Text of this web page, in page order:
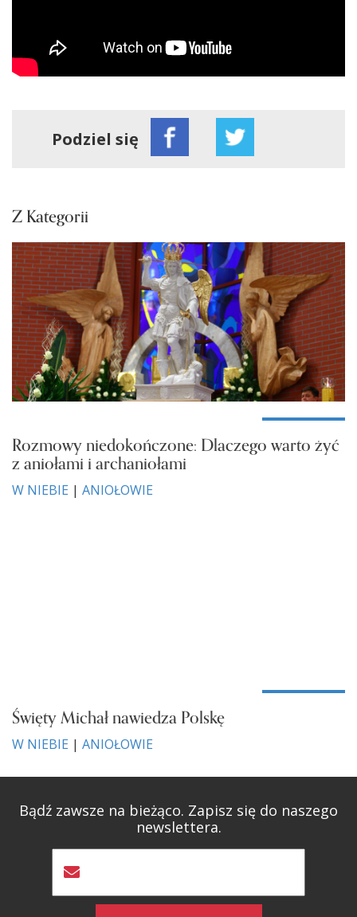
Podziel się
Z Kategorii
Rozmowy niedokończone: Dlaczego warto żyć
z aniołami i archaniołami
W NIEBIE | ANIOŁOWIE
Święty Michał nawiedza Polskę
W NIEBIE | ANIOŁOWIE
Bądź zawsze na bieżąco. Zapisz się do naszego
newslettera.